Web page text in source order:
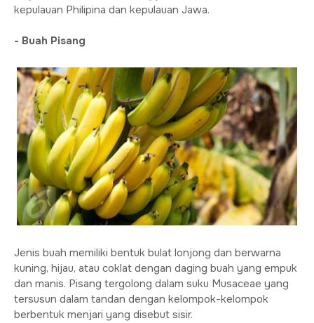
kepulauan Philipina dan kepulauan Jawa.
- Buah Pisang
Jenis buah memiliki bentuk bulat lonjong dan berwarna
kuning, hijau, atau coklat dengan daging buah yang empuk
dan manis. Pisang tergolong dalam suku Musaceae yang
tersusun dalam tandan dengan kelompok-kelompok
berbentuk menjari yang disebut sisir.